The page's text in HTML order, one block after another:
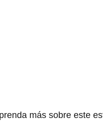
más sobre este